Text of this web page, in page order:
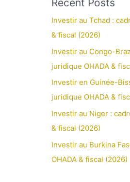
Recent Posts
Investir au Tchad :
& fiscal (2026)
Investir au Congo-
juridique OHADA &
Investir en Guinée-
juridique OHADA &
Investir au Niger :
& fiscal (2026)
Investir au Burkina
OHADA & fiscal (2026)